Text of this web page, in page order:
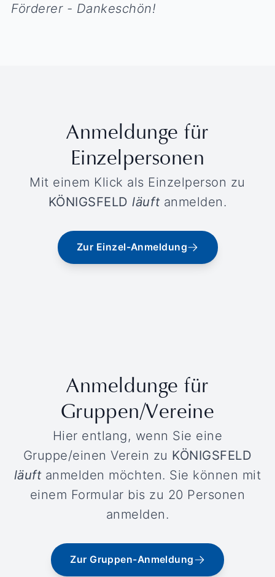
Förderer - Dankeschön!
Anmeldunge für
Einzelpersonen
Mit einem Klick als Einzelperson zu
KÖNIGSFELDläuft anmelden.
Zur Einzel-Anmeldung
Anmeldunge für
Gruppen/Vereine
Hier entlang, wenn Sie eine
Gruppe/einen Verein zu KÖNIGSFELD
läuft anmelden möchten. Sie können mit
einem Formular bis zu 20 Personen
anmelden.
Zur Gruppen-Anmeldung